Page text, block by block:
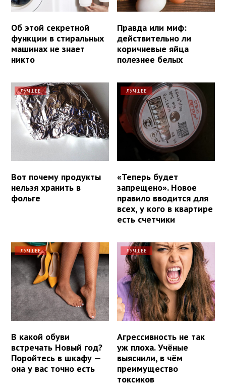
Об этой секретной
функции в стиральных
машинах не знает
никто
Правда или миф:
действительно ли
коричневые яйца
полезнее белых
ЛУЧШЕЕ
Вот почему продукты
нельзя хранить в
фольге
ЛУЧШЕЕ
«Теперь будет
запрещено». Новое
правило вводится для
всех, у кого в квартире
есть счетчики
ЛУЧШЕЕ
В какой обуви
встречать Новый год?
Поройтесь в шкафу —
она у вас точно есть
ЛУЧШЕЕ
Агрессивность не так
уж плоха. Учёные
выяснили, в чём
преимущество
токсиков